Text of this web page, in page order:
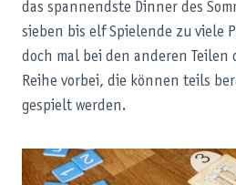
das spannendste Dinner des
sieben bis elf Spielende zu viele
doch mal bei den anderen Teilen
Reihe vorbei, die können teils
gespielt werden.